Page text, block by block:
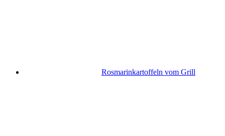
Rosmarinkartoffeln vom Grill